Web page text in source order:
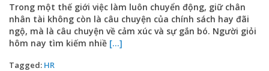
Trong một thế giới việc làm luôn chuyển động, giữ chân
nhân tài không còn là câu chuyện của chính sách hay đãi
ngộ, mà là câu chuyện về cảm xúc và sự gắn bó. Người giỏi
hôm nay tìm kiếm nhiề [...]
Tagged: HR